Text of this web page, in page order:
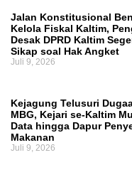
Jalan Konstitusional
Kelola Fiskal Kaltim,
Desak DPRD Kaltim
Sikap soal Hak Angket
Juli 9, 2026
Kejagung Telusuri
MBG, Kejari se-Kaltim
Data hingga Dapur
Makanan
Juli 9, 2026